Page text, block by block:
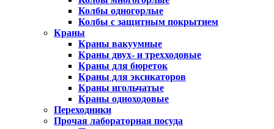
Колбы одногорлые
Колбы с защитным покрытием
Краны
Краны вакуумные
Краны двух- и трехходовые
Краны для бюреток
Краны для эксикаторов
Краны игольчатые
Краны одноходовые
Переходники
Прочая лабораторная посуда